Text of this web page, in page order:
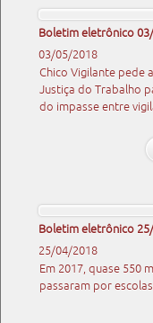
Boletim eletrônico
03/05/2018
Chico Vigilante pede
Justiça do Trabalho
do impasse entre
Boletim eletrônico
25/04/2018
Em 2017, quase 550
passaram por